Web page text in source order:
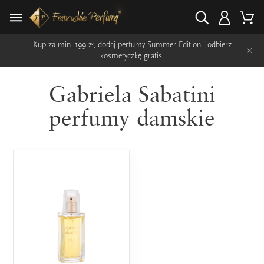
Kup za min. 199 zł, dodaj perfumy Summer Edition i odbierz
kosmetyczkę gratis.
×
Gabriela Sabatini
perfumy damskie